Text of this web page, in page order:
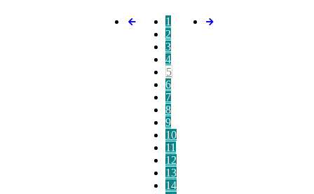
1
2
3
4
5
6
7
8
9
10
11
12
13
14